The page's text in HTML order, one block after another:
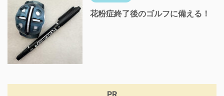
花粉症終了後のゴルフに備える！
PR